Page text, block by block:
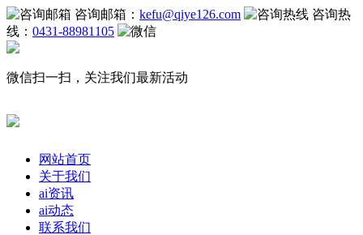
咨询邮箱： kefu@qiye126.com
咨询热
线： 0431-88981105
微信扫一扫，关注我们最新活动
网站首页
关于我们
ai资讯
ai动态
联系我们